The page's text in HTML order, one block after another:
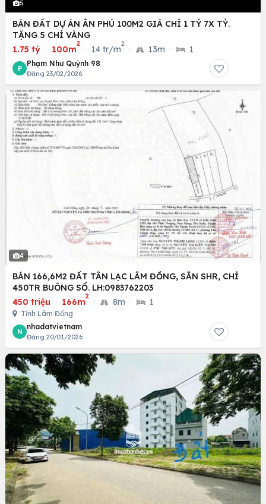
5
BÁN ĐẤT DỰ ÁN ÂN PHÚ 100M2 GIÁ CHỈ 1 TỶ 7X TỶ.
TẶNG 5 CHỈ VÀNG
1.75 tỷ · 100m
2
· 14 tr/m
2
· 13m · 1
P
Phạm Như Quỳnh 98
Đăng 23/02/2026
4
BÁN 166,6M2 ĐẤT TÂN LẠC LÂM ĐỒNG, SẴN SHR, CHỈ
450TR BUÔNG SỔ. LH:0983762203
450 triệu · 166m
2
· 8m · 1
Tỉnh Lâm Đồng
N
nhadatvietnam
Đăng 20/01/2026